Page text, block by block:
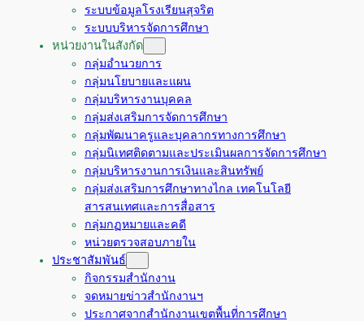
ระบบข้อมูลโรงเรียนสุจริต
ระบบบริหารจัดการศึกษา
หน่วยงานในสังกัด
กลุ่มอำนวยการ
กลุ่มนโยบายและแผน
กลุ่มบริหารงานบุคคล
กลุ่มส่งเสริมการจัดการศึกษา
กลุ่มพัฒนาครูและบุคลากรทางการศึกษา
กลุ่มนิเทศติดตามและประเมินผลการจัดการศึกษา
กลุ่มบริหารงานการเงินและสินทรัพย์
กลุ่มส่งเสริมการศึกษาทางไกล เทคโนโลยี
สารสนเทศและการสื่อสาร
กลุ่มกฏหมายและคดี
หน่วยตรวจสอบภายใน
ประชาสัมพันธ์
กิจกรรมสำนักงาน
จดหมายข่าวสำนักงานฯ
ประกาศจากสำนักงานเขตพื้นที่การศึกษา